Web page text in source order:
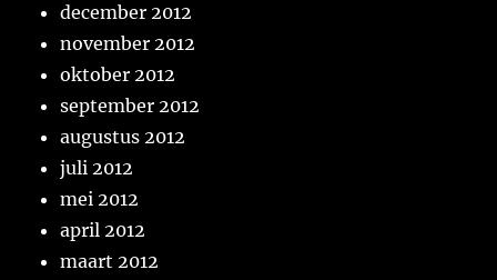
december 2012
november 2012
oktober 2012
september 2012
augustus 2012
juli 2012
mei 2012
april 2012
maart 2012